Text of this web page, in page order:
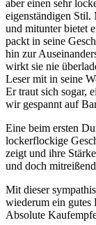
aber einen sehr
eigenständigen
und mitunter bietet
packt in seine
hin zur
wirkt sie nie
Leser mit in seine
Er traut sich sogar,
wir gespannt auf
Eine beim ersten
lockerflockige
zeigt und ihre
und doch
Mit dieser
wiederum ein gutes
Absolute